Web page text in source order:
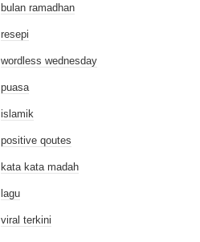
bulan ramadhan
resepi
wordless wednesday
puasa
islamik
positive qoutes
kata kata madah
lagu
viral terkini